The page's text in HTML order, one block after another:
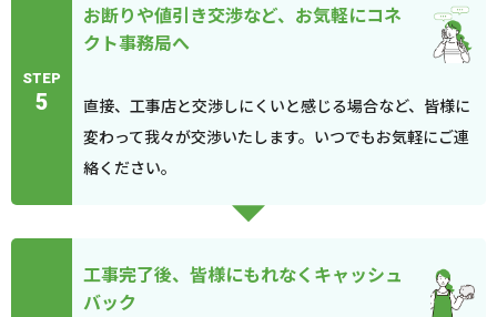
STEP
5
お断りや値引き交渉など、お気軽にコネ
クト事務局へ
直接、工事店と交渉しにくいと感じる場合など、皆様に
変わって我々が交渉いたします。いつでもお気軽にご連
絡ください。
工事完了後、皆様にもれなくキャッシュ
バック